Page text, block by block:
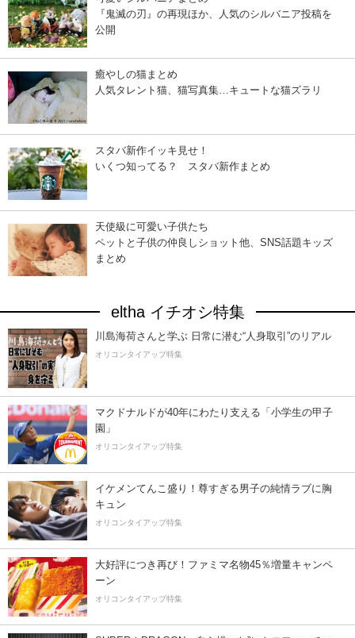
『鬼滅の刃』の再現ほか、人気のシルバニア投稿を
公開
癒やしの猫まとめ
人気タレント猫、猫写真集…キュートな猫ズラリ
スタバ新作イッキ見せ！
いくつ知ってる？ スタバ新作まとめ
天使級に可愛い子供たち
ペットと子供の仲良しショット他、SNS話題キッズ
まとめ
eltha イチオシ特集
川島海荷さんと学ぶ 日常に潜む“人身取引”のリアル
オリコンタイアップ特集
マクドナルドが40年にわたり支える「小学生の甲子
園」
オリコンタイアップ特集
イケメンてんこ盛り！尊すぎる男子の純情ラブに胸
キュン
オリコンタイアップ特集
大好評につき再び！ファミマ名物45％増量キャンペ
ーン
オリコンタイアップ特集